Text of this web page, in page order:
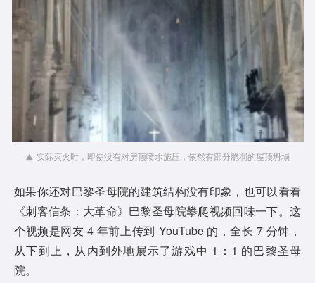
实际灭火时，即使没有对房顶喷水施压，依然有部分脆弱的屋顶坍塌
如果你还对巴黎圣母院的建筑结构没有印象，也可以看看
《刺客信条：大革命》巴黎圣母院攀爬视频回味一下。这
个视频是网友 4 年前上传到 YouTube 的，全长 7 分钟，
从下到上，从内到外地展示了游戏中 1：1 的巴黎圣母
院。